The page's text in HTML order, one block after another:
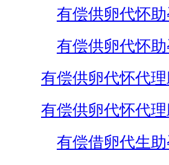
有偿供卵代怀
有偿供卵代怀
有偿供卵代怀代
有偿供卵代怀代
有偿借卵代生